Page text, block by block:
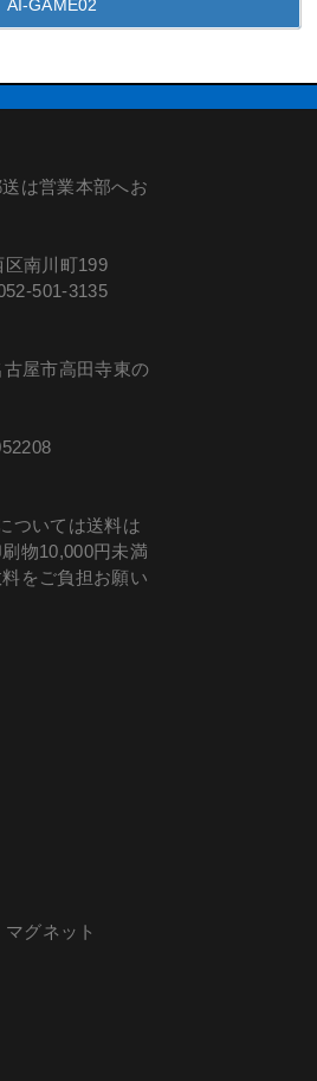
AI-GAME02
は営業本部へお
南川町199
501-3135
屋市高田寺東の
ついては送料は
物10,000円未満
をご負担お願い
グネット